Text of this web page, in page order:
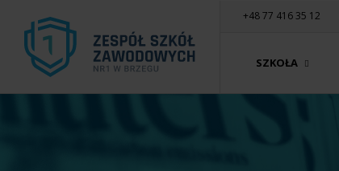
+48 77 416 35 12
SZKOŁA